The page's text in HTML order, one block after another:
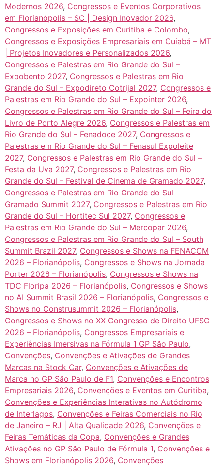
Modernos 2026, Congressos e Eventos Corporativos
em Florianópolis – SC | Design Inovador 2026,
Congressos e Exposições em Curitiba e Colombo,
Congressos e Exposições Empresariais em Cuiabá – MT
| Projetos Inovadores e Personalizados 2026,
Congressos e Palestras em Rio Grande do Sul –
Expobento 2027, Congressos e Palestras em Rio
Grande do Sul – Expodireto Cotrijal 2027, Congressos e
Palestras em Rio Grande do Sul – Expointer 2026,
Congressos e Palestras em Rio Grande do Sul – Feira do
Livro de Porto Alegre 2026, Congressos e Palestras em
Rio Grande do Sul – Fenadoce 2027, Congressos e
Palestras em Rio Grande do Sul – Fenasul Expoleite
2027, Congressos e Palestras em Rio Grande do Sul –
Festa da Uva 2027, Congressos e Palestras em Rio
Grande do Sul – Festival de Cinema de Gramado 2027,
Congressos e Palestras em Rio Grande do Sul –
Gramado Summit 2027, Congressos e Palestras em Rio
Grande do Sul – Hortitec Sul 2027, Congressos e
Palestras em Rio Grande do Sul – Mercopar 2026,
Congressos e Palestras em Rio Grande do Sul – South
Summit Brazil 2027, Congressos e Shows na FENACOM
2026 – Florianópolis, Congressos e Shows na Jornada
Porter 2026 – Florianópolis, Congressos e Shows na
TDC Floripa 2026 – Florianópolis, Congressos e Shows
no AI Summit Brasil 2026 – Florianópolis, Congressos e
Shows no Construsummit 2026 – Florianópolis,
Congressos e Shows no XX Congresso de Direito UFSC
2026 – Florianópolis, Congressos Empresariais e
Experiências Imersivas na Fórmula 1 GP São Paulo,
Convenções, Convenções e Ativações de Grandes
Marcas na Stock Car, Convenções e Ativações de
Marca no GP São Paulo de F1, Convenções e Encontros
Empresariais 2026, Convenções e Eventos em Curitiba,
Convenções e Experiências Interativas no Autódromo
de Interlagos, Convenções e Feiras Comerciais no Rio
de Janeiro – RJ | Alta Qualidade 2026, Convenções e
Feiras Temáticas da Copa, Convenções e Grandes
Ativações no GP São Paulo de Fórmula 1, Convenções e
Shows em Florianópolis 2026, Convenções